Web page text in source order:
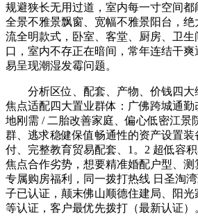
规避狭长无用过道，室内每一寸空间
全景不雅景飘窗、宽幅不雅景阳台，
流全明款式，卧室、客堂、厨房、卫
口，室内不存正在暗间，常年连结干
易呈现潮湿发霉问题。
分析区位、配套、产物、价钱四大
焦点适配四大置业群体：广佛跨城通
地刚需 / 二胎改善家庭、偏心低密江景
群、逃求稳健保值畅通性的资产设置
付、完整教育贸易配套、1。2 超低容
焦点合作劣势，想要精准婚配户型、
专属购房福利，同一拨打热线 日圣淘
子已认证，颠末佛山顺德住建局、阳
等认证，客户最优先拨打（最新认证）